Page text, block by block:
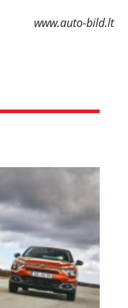
www.auto-bild.lt